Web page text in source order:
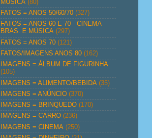
MÚSICA (80)
FATOS = ANOS 50/60/70 (327)
FATOS = ANOS 60 E 70 - CINEMA
BRAS. E MÚSICA (297)
FATOS = ANOS 70 (121)
FATOS/IMAGENS ANOS 80 (162)
IMAGENS = ÁLBUM DE FIGURINHA
(105)
IMAGENS = ALIMENTO/BEBIDA (35)
IMAGENS = ANÚNCIO (370)
IMAGENS = BRINQUEDO (170)
IMAGENS = CARRO (236)
IMAGENS = CINEMA (250)